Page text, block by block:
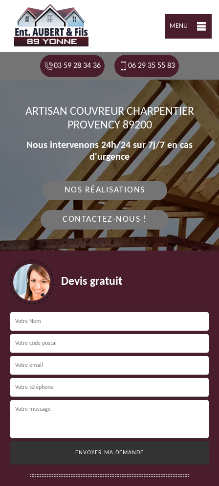
MENU
03 59 28 34 36 06 29 35 55 83
ARTISAN COUVREUR CHARPENTIER
PROVENCY 89200
Nous intervenons 24h/24 sur 7j/7 en cas
d'urgence
NOS RÉALISATIONS
CONTACTEZ-NOUS !
Devis gratuit